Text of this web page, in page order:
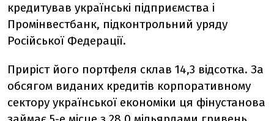
кредитував українські підприємства і
Промінвестбанк, підконтрольний уряду
Російської Федерації.
Приріст його портфеля склав 14,3 відсотка. За
обсягом виданих кредитів корпоративному
сектору української економіки ця фінустанова